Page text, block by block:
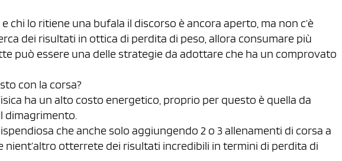
chi lo ritiene una bufala il discorso è ancora aperto, ma non c’è
dei risultati in ottica di perdita di peso, allora consumare più
può essere una delle strategie da adottare che ha un comprovato
con la corsa?
ha un alto costo energetico, proprio per questo è quella da
dimagrimento.
che anche solo aggiungendo 2 o 3 allenamenti di corsa a
nient’altro otterrete dei risultati incredibili in termini di perdita di